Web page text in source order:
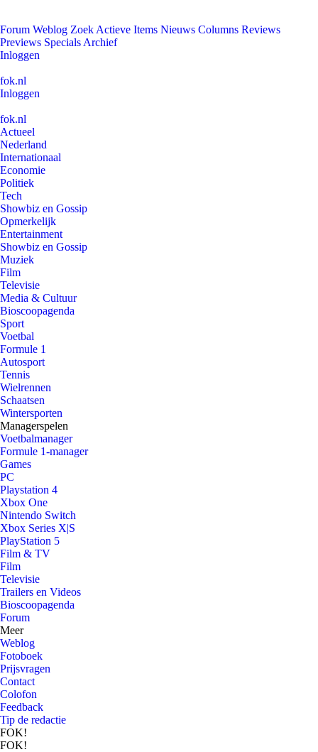
Forum Weblog Zoek Actieve Items Nieuws Columns Reviews
Previews Specials Archief
Inloggen
fok.nl
Inloggen
fok.nl
Actueel
Nederland
Internationaal
Economie
Politiek
Tech
Showbiz en Gossip
Opmerkelijk
Entertainment
Showbiz en Gossip
Muziek
Film
Televisie
Media & Cultuur
Bioscoopagenda
Sport
Voetbal
Formule 1
Autosport
Tennis
Wielrennen
Schaatsen
Wintersporten
Managerspelen
Voetbalmanager
Formule 1-manager
Games
PC
Playstation 4
Xbox One
Nintendo Switch
Xbox Series X|S
PlayStation 5
Film & TV
Film
Televisie
Trailers en Videos
Bioscoopagenda
Forum
Meer
Weblog
Fotoboek
Prijsvragen
Contact
Colofon
Feedback
Tip de redactie
FOK!
FOK!